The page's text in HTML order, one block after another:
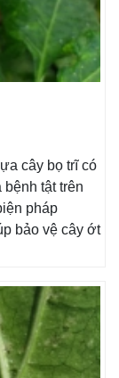
cây bọ trĩ có
bệnh tật trên
pháp
bảo vệ cây ớt